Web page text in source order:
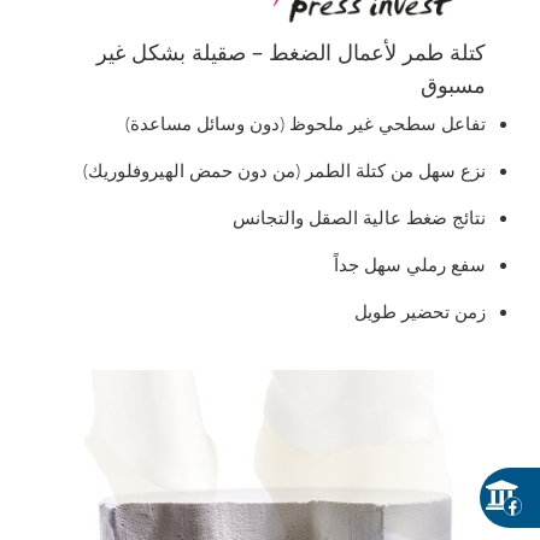
كتلة طمر لأعمال الضغط – صقيلة بشكل غير
مسبوق
تفاعل سطحي غير ملحوظ (دون وسائل مساعدة)
نزع سهل من كتلة الطمر (من دون حمض الهيروفلوريك)
نتائج ضغط عالية الصقل والتجانس
سفع رملي سهل جداً
زمن تحضير طويل